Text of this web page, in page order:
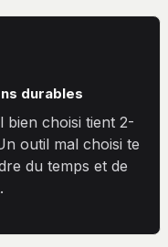
durables
bien choisi tient 2-
outil mal choisi te
du temps et de